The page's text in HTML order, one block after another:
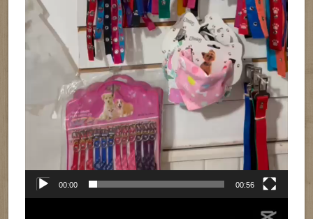
00:00 00:56